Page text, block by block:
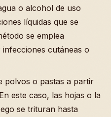
o alcohol de uso
líquidas que se
se emplea
cutáneas o
polvos o pastas a partir
este caso, las hojas o la
se trituran hasta